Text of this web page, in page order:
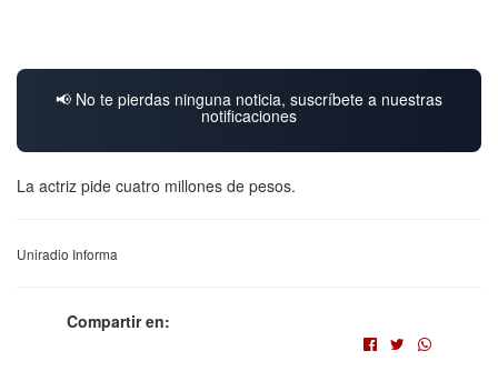
📢 No te pierdas ninguna noticia, suscríbete a nuestras
notificaciones
La actriz pide cuatro millones de pesos.
Uniradio Informa
Compartir en: